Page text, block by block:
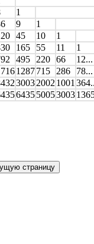
1
9
1
45 10
1
165 55 11
1
495 220 66
12...
1287715 286
78...
30032002 1001
643550053003